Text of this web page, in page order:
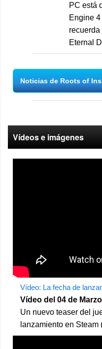
PC está
Engine
recuerda
Eternal
Noticias de Roots of
Vídeos e imágenes
Vídeo: La fecha de
Vídeo del 04 de
Un nuevo teaser del
lanzamiento en Steam